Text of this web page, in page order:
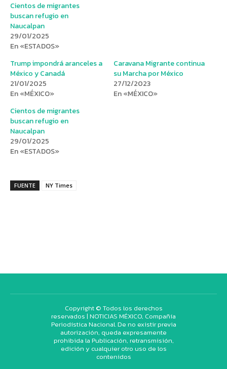
Cientos de migrantes
buscan refugio en
Naucalpan
29/01/2025
En «ESTADOS»
Trump impondrá aranceles a
México y Canadá
21/01/2025
En «MÉXICO»
Caravana Migrante continua
su Marcha por México
27/12/2023
En «MÉXICO»
Cientos de migrantes
buscan refugio en
Naucalpan
29/01/2025
En «ESTADOS»
FUENTE NY Times
Copyright © Todos los derechos
reservados | NOTICIAS MÉXICO, Compañía
Periodística Nacional. De no existir previa
autorización, queda expresamente
prohibida la Publicación, retransmisión,
edición y cualquier otro uso de los
contenidos